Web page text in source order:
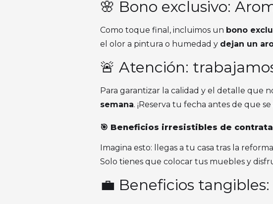
🌸 Bono exclusivo:
Como toque final, incluimos un bono
el olor a pintura o humedad y dejan un
🚨 Atención:
Para garantizar la calidad y el detalle que
semana. ¡Reserva tu fecha antes de que
🎯 Beneficios irresistibles de
Imagina esto: llegas a tu casa tras la
Solo tienes que colocar tus muebles y
💼 Beneficios tangibles: